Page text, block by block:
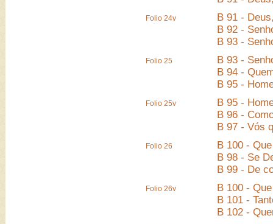
Folio 24v
B 91 -
B 92 -
B 93 -
Folio 25
B 93 -
B 94 -
B 95 -
Folio 25v
B 95 -
B 96 -
B 97 - Vós
Folio 26
B 100 -
B 98 - Se
B 99 - De
Folio 26v
B 100 -
B 101 -
B 102 -